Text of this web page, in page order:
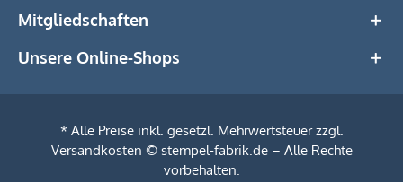
Mitgliedschaften
Unsere Online-Shops
* Alle Preise inkl. gesetzl. Mehrwertsteuer zzgl.
Versandkosten © stempel-fabrik.de – Alle Rechte
vorbehalten.